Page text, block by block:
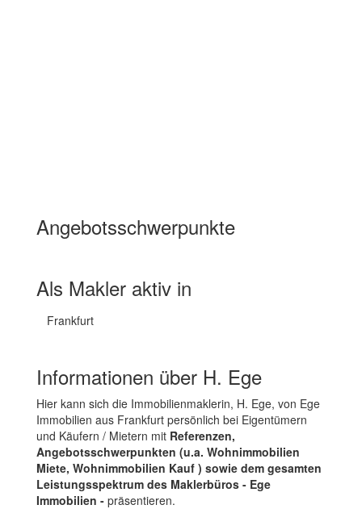
Angebotsschwerpunkte
Als Makler aktiv in
Frankfurt
Informationen über H. Ege
Hier kann sich die Immobilienmaklerin, H. Ege, von Ege
Immobilien aus Frankfurt persönlich bei Eigentümern
und Käufern / Mietern mit Referenzen,
Angebotsschwerpunkten (u.a. Wohnimmobilien
Miete, Wohnimmobilien Kauf ) sowie dem gesamten
Leistungsspektrum des Maklerbüros - Ege
Immobilien - präsentieren.